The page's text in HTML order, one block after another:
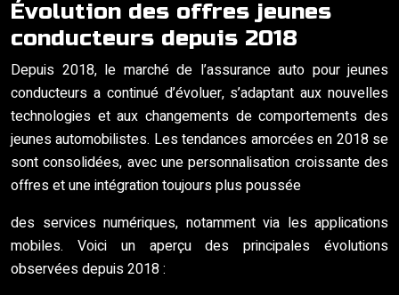
Évolution des offres jeunes
conducteurs depuis 2018
Depuis 2018, le marché de l’assurance auto pour jeunes
conducteurs a continué d’évoluer, s’adaptant aux nouvelles
technologies et aux changements de comportements des
jeunes automobilistes. Les tendances amorcées en 2018 se
sont consolidées, avec une personnalisation croissante des
offres et une intégration toujours plus poussée
des services numériques, notamment via les applications
mobiles. Voici un aperçu des principales évolutions
observées depuis 2018 :